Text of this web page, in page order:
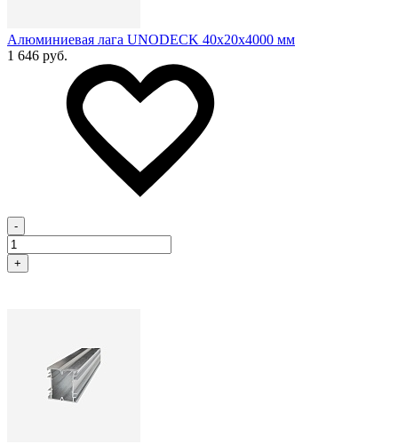
Алюминиевая лага UNODECK 40х20x4000 мм
1 646 руб.
-
+